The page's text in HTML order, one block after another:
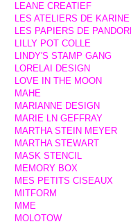
LEANE CREATIEF
LES ATELIERS DE KARINE
LES PAPIERS DE
LILLY POT COLLE
LINDY'S STAMP GANG
LORELAI DESIGN
LOVE IN THE MOON
MAHE
MARIANNE DESIGN
MARIE LN GEFFRAY
MARTHA STEIN MEYER
MARTHA STEWART
MASK STENCIL
MEMORY BOX
MES PETITS CISEAUX
MITFORM
MME
MOLOTOW